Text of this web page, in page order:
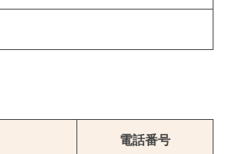
電話番号